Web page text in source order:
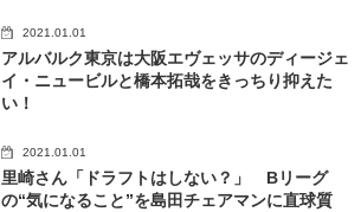
2021.01.01
アルバルク東京は大阪エヴェッサのディージェ
イ・ニュービルと橋本拓哉をきっちり抑えた
い！
2021.01.01
里崎さん「ドラフトはしない？」 Bリーグ
の“気になること”を島田チェアマンに直球質